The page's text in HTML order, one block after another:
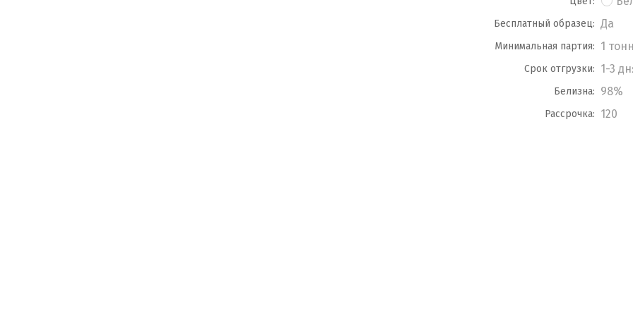
Бесплатный образец: Да
Минимальная партия: 1
Срок отгрузки: 1-3
Белизна: 98%
Рассрочка: 120